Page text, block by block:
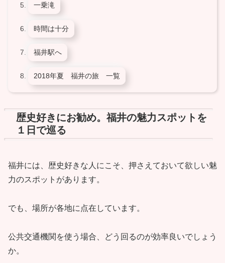
一乗滝
時間は十分
福井駅へ
2018年夏 福井の旅 一覧
歴史好きにお勧め。福井の魅力スポットを
１日で巡る
福井には、歴史好きな人にこそ、押さえておいて欲しい魅
力のスポットがあります。
でも、場所が各地に点在しています。
公共交通機関を使う場合、どう回るのが効率良いでしょう
か。